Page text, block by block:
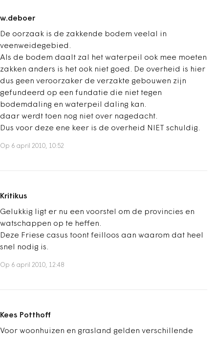
w.deboer
De oorzaak is de zakkende bodem veelal in
veenweidegebied.
Als de bodem daalt zal het waterpeil ook mee moeten
zakken anders is het ook niet goed. De overheid is hier
dus geen veroorzaker de verzakte gebouwen zijn
gefundeerd op een fundatie die niet tegen
bodemdaling en waterpeil daling kan.
daar werdt toen nog niet over nagedacht.
Dus voor deze ene keer is de overheid NIET schuldig.
Op 6 april 2010, 10:52
Kritikus
Gelukkig ligt er nu een voorstel om de provincies en
watschappen op te heffen.
Deze Friese casus toont feilloos aan waarom dat heel
snel nodig is.
Op 6 april 2010, 12:48
Kees Potthoff
Voor woonhuizen en grasland gelden verschillende